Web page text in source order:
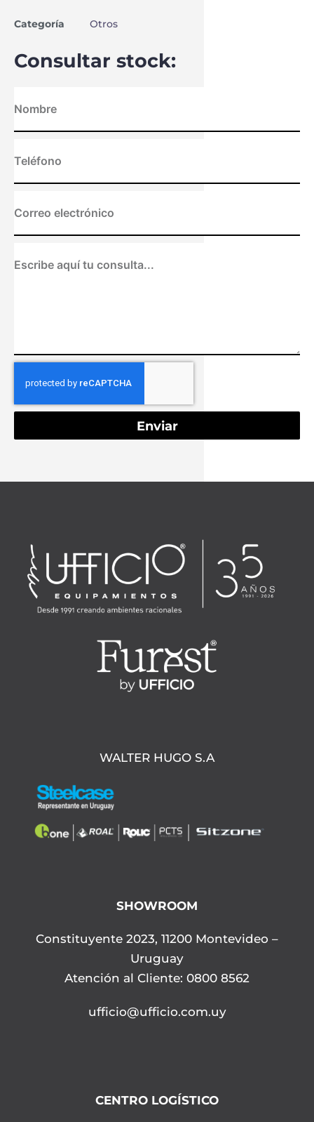
Categoría Otros
Consultar stock:
Enviar
WALTER HUGO S.A
SHOWROOM
Constituyente 2023, 11200 Montevideo –
Uruguay
Atención al Cliente: 0800 8562
ufficio@ufficio.com.uy
CENTRO LOGÍSTICO